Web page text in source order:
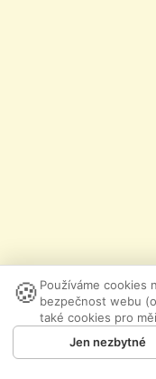
🍪 Používáme cookies
bezpečnost webu
také cookies pro
Jen nezbytné